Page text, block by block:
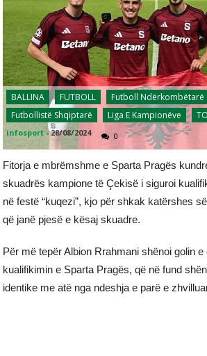
BALLINA FUTBOLL
Futboll Ndërkombëtarë
Futbollistë Shqiptarë
Liga E Kampionëve
infosport -28/08/2024 0
Fitorja e mbrëmshme e Sparta Pragës
skuadrës kampione të Çekisë i siguroi
në festë “kuqezi”, kjo për shkak katërshes
që janë pjesë e kësaj skuadre.
Për më tepër Albion Rrahmani shënoi golin
kualifikimin e Sparta Pragës, që në fund
identike me atë nga ndeshja e parë e